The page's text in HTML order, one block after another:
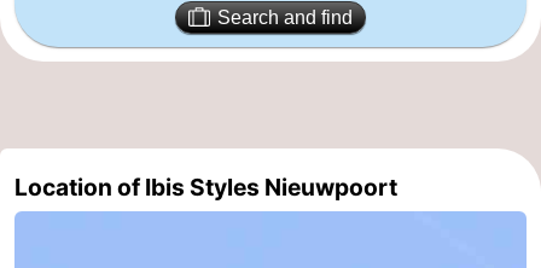
Flanders
-
Ypres
The
Search and find
Location of Ibis Styles Nieuwpoort